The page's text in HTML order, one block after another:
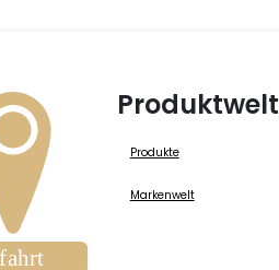
Produktwelt
Produkte
Markenwelt